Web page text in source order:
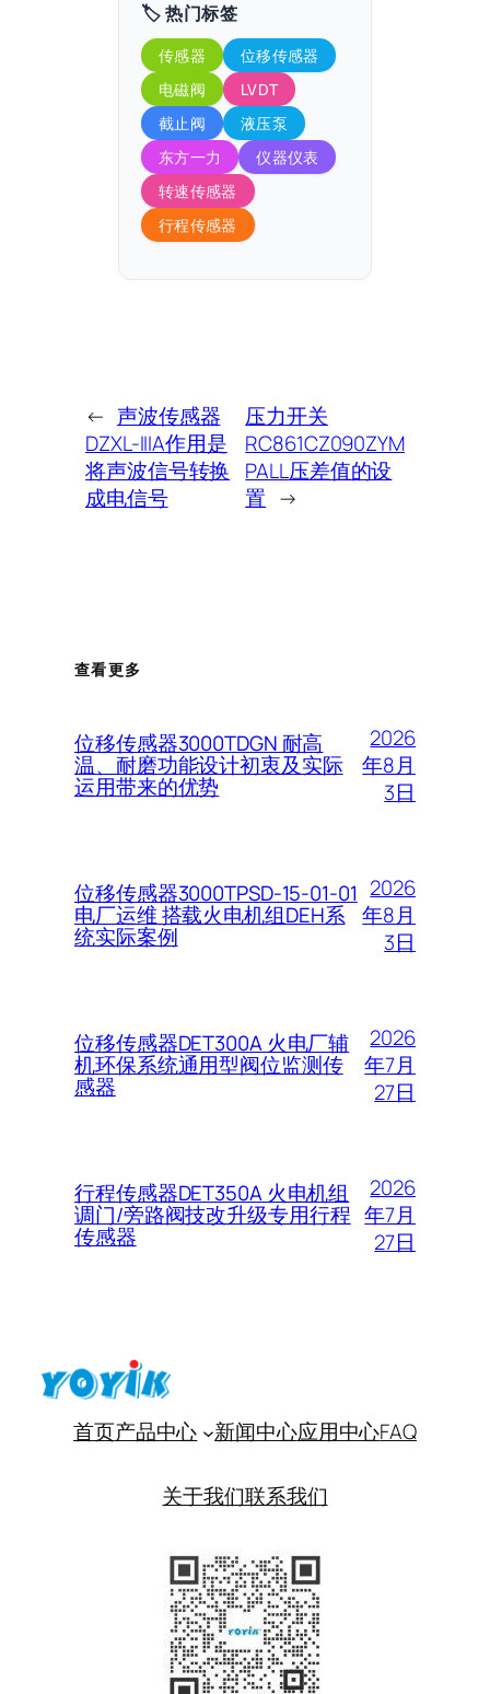
🏷️ 热门标签
传感器
位移传感器
电磁阀
LVDT
截止阀
液压泵
东方一力
仪器仪表
转速传感器
行程传感器
← 声波传感器
DZXL-IIIA作用是
将声波信号转换
成电信号
压力开关
RC861CZ090ZYM
PALL压差值的设
置 →
查看更多
位移传感器3000TDGN 耐高
温、耐磨功能设计初衷及实际
运用带来的优势
2026
年8月
3日
位移传感器3000TPSD-15-01-01
电厂运维 搭载火电机组DEH系
统实际案例
2026
年8月
3日
位移传感器DET300A 火电厂辅
机环保系统通用型阀位监测传
感器
2026
年7月
27日
行程传感器DET350A 火电机组
调门/旁路阀技改升级专用行程
传感器
2026
年7月
27日
首页产品中心 新闻中心应用中心FAQ
关于我们联系我们